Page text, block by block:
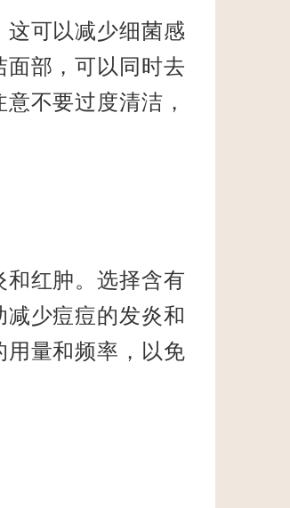
可以减少细菌感
部，可以同时去
不要过度清洁，
红肿。选择含有
少痘痘的发炎和
量和频率，以免